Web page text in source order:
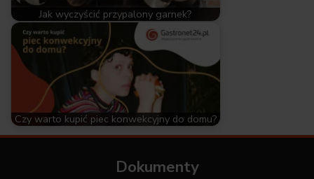
Jak wyczyścić przypalony garnek?
Czy warto kupić piec konwekcyjny do domu?
Dokumenty